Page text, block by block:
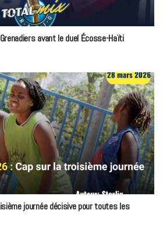
avant le duel Écosse-Haïti
journée décisive pour toutes les